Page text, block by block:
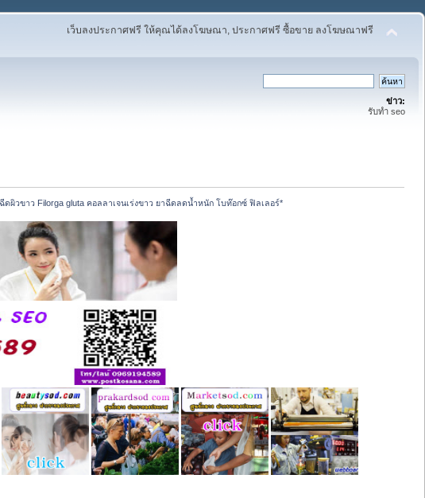
เว็บลงประกาศฟรี ให้คุณได้ลงโฆษณา, ประกาศฟรี ซื้อขาย ลงโฆษณาฟรี
ข่าว:
รับทำ seo
ดผิวขาว Filorga gluta คอลลาเจนเร่งขาว ยาฉีดลดน้ำหนัก โบท๊อกซ์ ฟิลเลอร์*